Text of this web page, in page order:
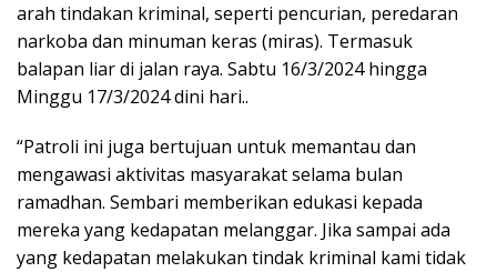
arah tindakan kriminal, seperti pencurian, peredaran
narkoba dan minuman keras (miras). Termasuk
balapan liar di jalan raya. Sabtu 16/3/2024 hingga
Minggu 17/3/2024 dini hari..
“Patroli ini juga bertujuan untuk memantau dan
mengawasi aktivitas masyarakat selama bulan
ramadhan. Sembari memberikan edukasi kepada
mereka yang kedapatan melanggar. Jika sampai ada
yang kedapatan melakukan tindak kriminal kami tidak